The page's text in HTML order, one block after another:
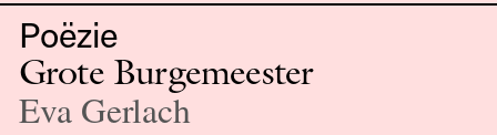
Poëzie
Grote Burgemeester
Eva Gerlach